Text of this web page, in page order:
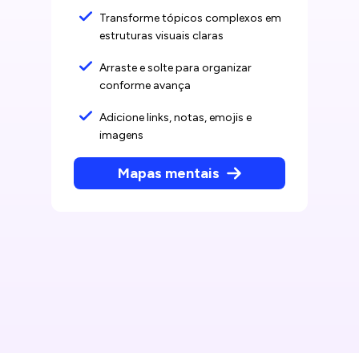
Transforme tópicos complexos em
estruturas visuais claras
Arraste e solte para organizar
conforme avança
Adicione links, notas, emojis e
imagens
Mapas mentais